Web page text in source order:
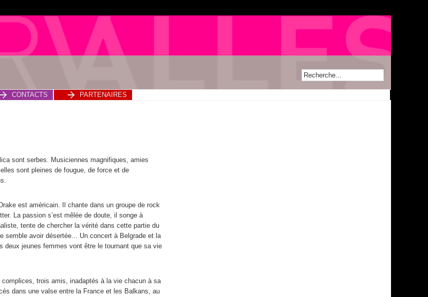
CONTACTS PARTENAIRES
sont serbes. Musiciennes magnifiques, amies
elles sont pleines de fougue, de force et de
est américain. Il chante dans un groupe de rock
La passion s’est mêlée de doute, il songe à
tente de chercher la vérité dans cette partie du
semble avoir désertée... Un concert à Belgrade et la
deux jeunes femmes vont être le tournant que sa vie
complices, trois amis, inadaptés à la vie chacun à sa
dans une valse entre la France et les Balkans, au